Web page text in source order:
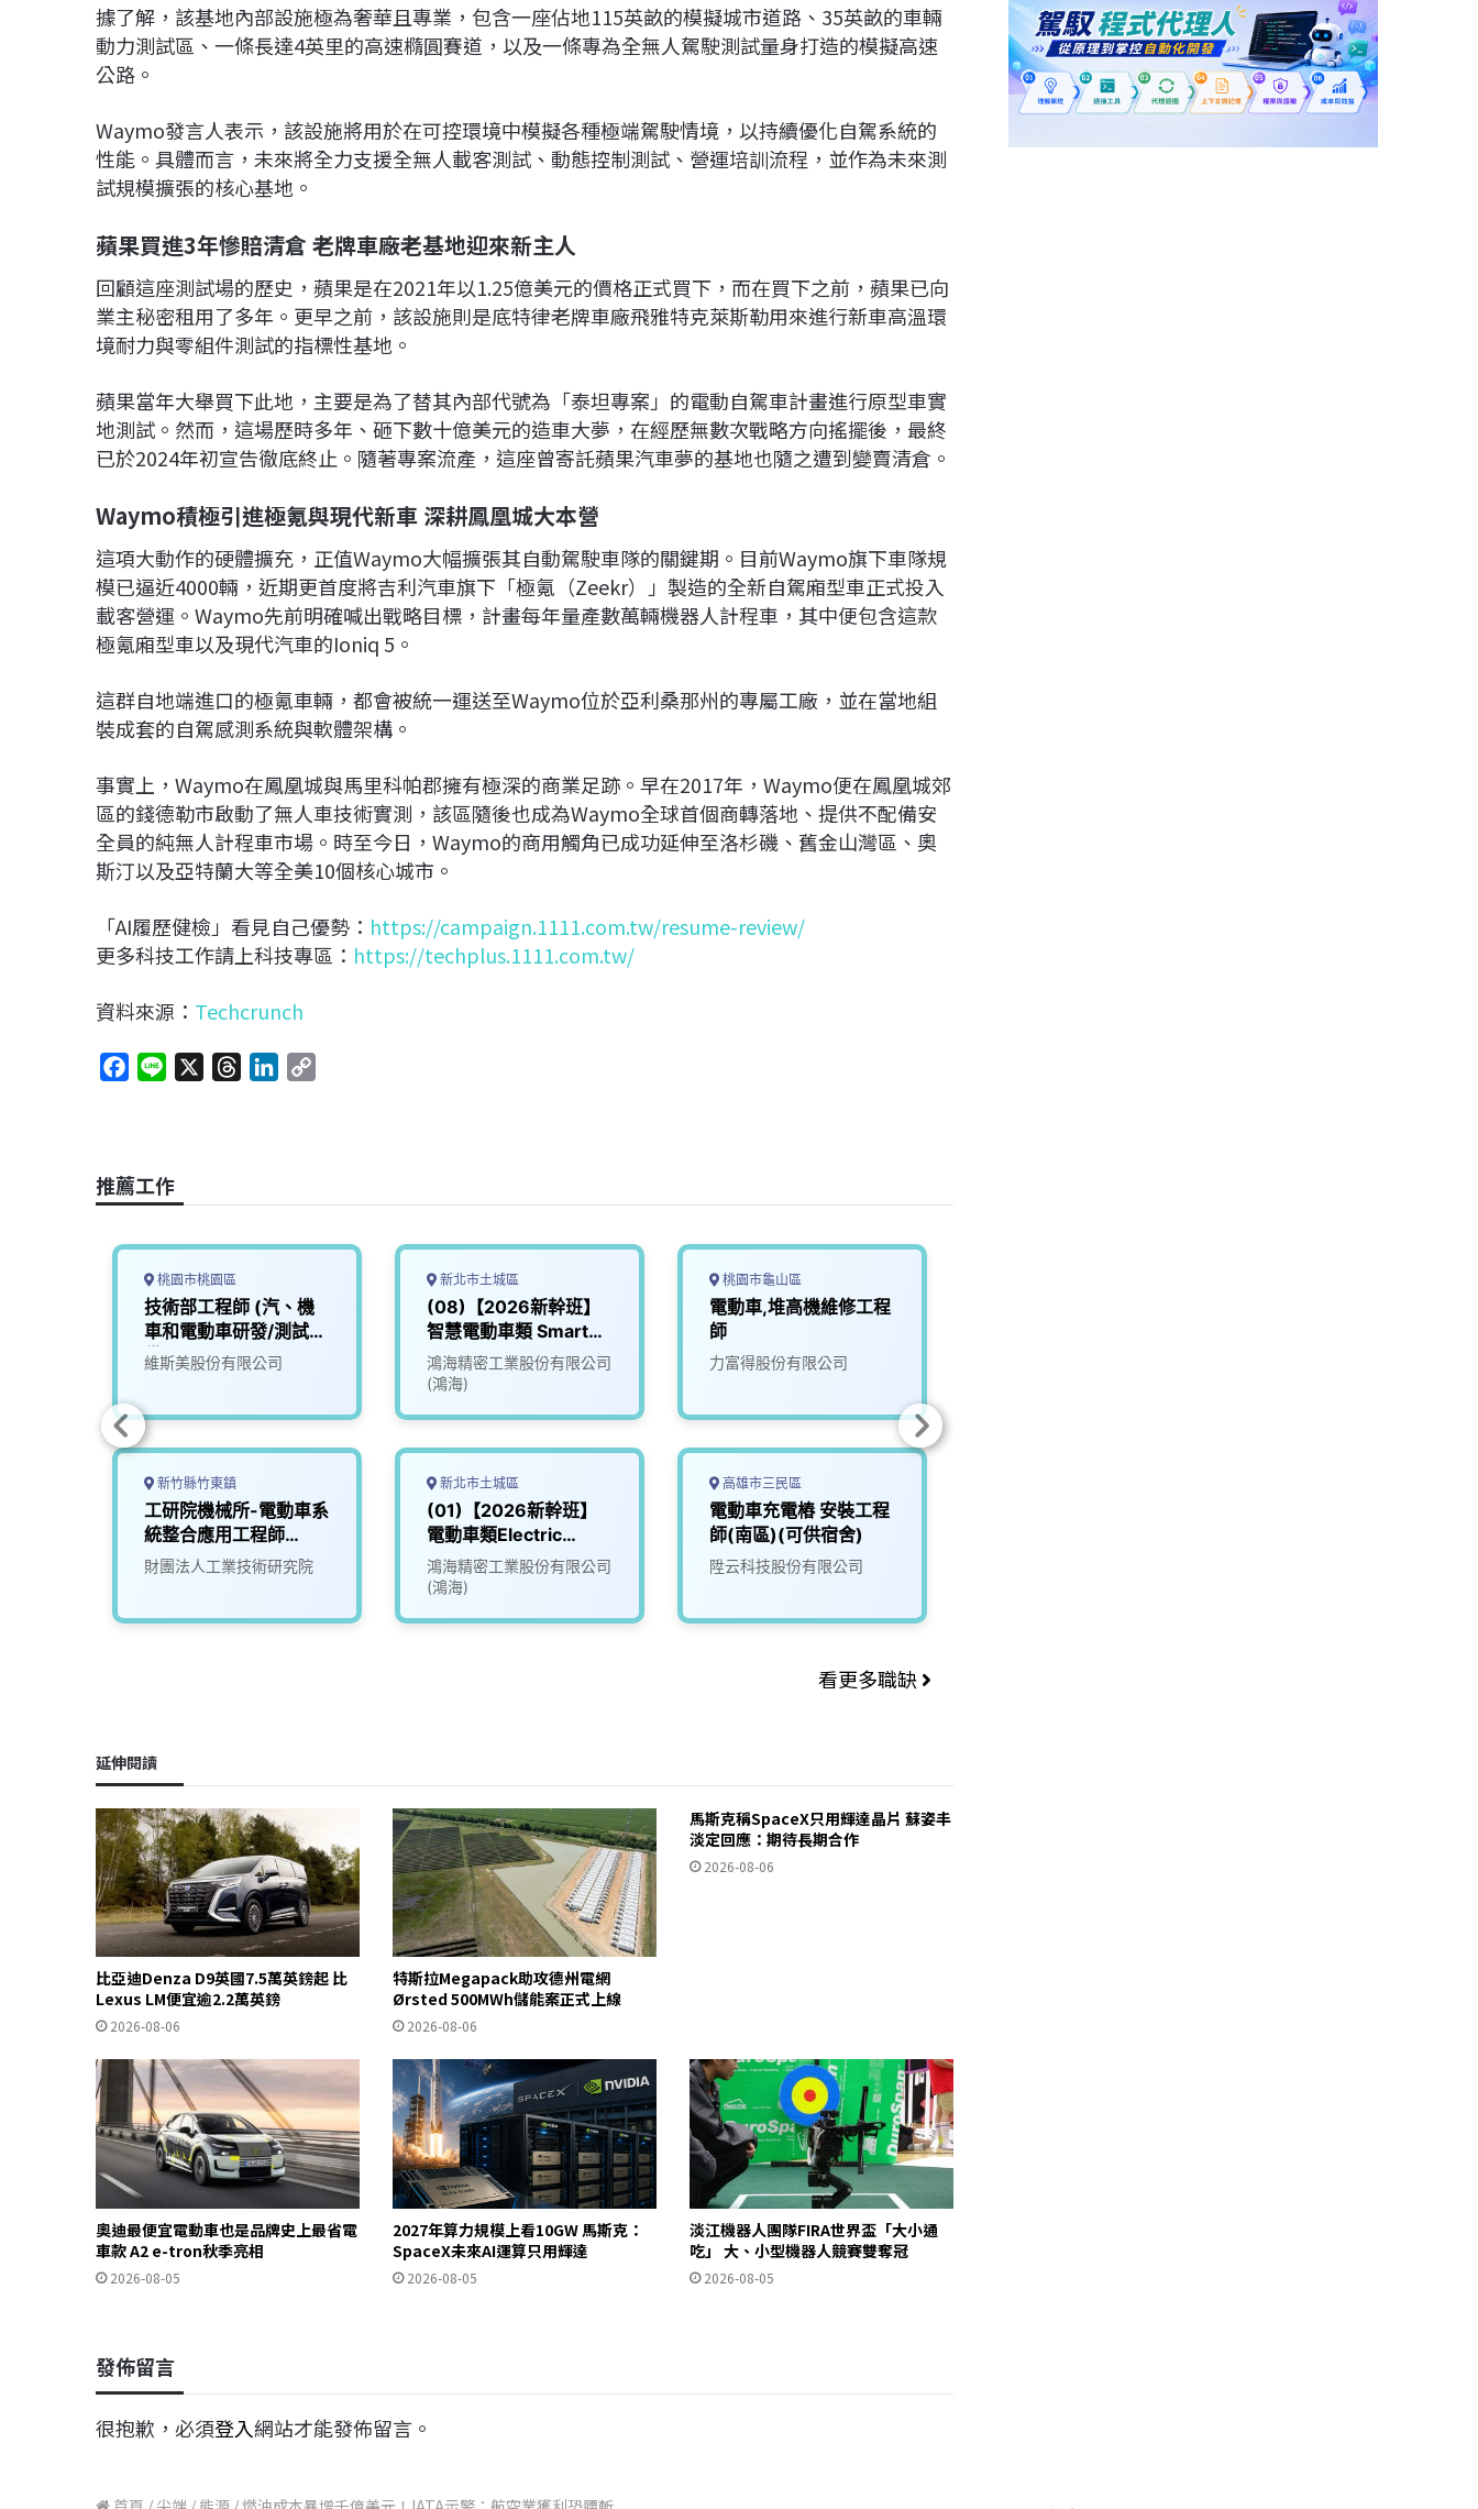
據了解，該基地內部設施極為奢華且專業，包含一座佔地115英畝的模擬城市道路、35英畝的車輛
動力測試區、一條長達4英里的高速橢圓賽道，以及一條專為全無人駕駛測試量身打造的模擬高速
公路。
Waymo發言人表示，該設施將用於在可控環境中模擬各種極端駕駛情境，以持續優化自駕系統的
性能。具體而言，未來將全力支援全無人載客測試、動態控制測試、營運培訓流程，並作為未來測
試規模擴張的核心基地。
蘋果買進3年慘賠清倉 老牌車廠老基地迎來新主人
回顧這座測試場的歷史，蘋果是在2021年以1.25億美元的價格正式買下，而在買下之前，蘋果已向
業主秘密租用了多年。更早之前，該設施則是底特律老牌車廠飛雅特克萊斯勒用來進行新車高溫環
境耐力與零組件測試的指標性基地。
蘋果當年大舉買下此地，主要是為了替其內部代號為「泰坦專案」的電動自駕車計畫進行原型車實
地測試。然而，這場歷時多年、砸下數十億美元的造車大夢，在經歷無數次戰略方向搖擺後，最終
已於2024年初宣告徹底終止。隨著專案流產，這座曾寄託蘋果汽車夢的基地也隨之遭到變賣清倉。
Waymo積極引進極氪與現代新車 深耕鳳凰城大本營
這項大動作的硬體擴充，正值Waymo大幅擴張其自動駕駛車隊的關鍵期。目前Waymo旗下車隊規
模已逼近4000輛，近期更首度將吉利汽車旗下「極氪（Zeekr）」製造的全新自駕廂型車正式投入
載客營運。Waymo先前明確喊出戰略目標，計畫每年量產數萬輛機器人計程車，其中便包含這款
極氪廂型車以及現代汽車的Ioniq 5。
這群自地端進口的極氪車輛，都會被統一運送至Waymo位於亞利桑那州的專屬工廠，並在當地組
裝成套的自駕感測系統與軟體架構。
事實上，Waymo在鳳凰城與馬里科帕郡擁有極深的商業足跡。早在2017年，Waymo便在鳳凰城郊
區的錢德勒市啟動了無人車技術實測，該區隨後也成為Waymo全球首個商轉落地、提供不配備安
全員的純無人計程車市場。時至今日，Waymo的商用觸角已成功延伸至洛杉磯、舊金山灣區、奧
斯汀以及亞特蘭大等全美10個核心城市。
「AI履歷健檢」看見自己優勢： https://campaign.1111.com.tw/resume-review/
更多科技工作請上科技專區： https://techplus.1111.com.tw/
資料來源： Techcrunch
b
o
o
d
s
d
I
i
n
推薦工作
桃園市桃園區
技術部工程師 (汽、機
車和電動車研發/測試設
備)
維斯美股份有限公司
新竹縣竹東鎮
工研院機械所-電動車系
統整合應用工程師
(D400)
財團法人工業技術研究院
新北市土城區
(08)【2026新幹班】
智慧電動車類 Smart
EV
鴻海精密工業股份有限公司
(鴻海)
新北市土城區
(01)【2026新幹班】
電動車類Electric
Vehicle (EV)
鴻海精密工業股份有限公司
(鴻海)
桃園市龜山區
電動車,堆高機維修工程
師
力富得股份有限公司
高雄市三民區
電動車充電樁 安裝工程
師(南區)(可供宿舍)
陞云科技股份有限公司
看更多職缺
延伸閱讀
比亞迪Denza D9英國7.5萬英鎊起 比
Lexus LM便宜逾2.2萬英鎊
2026-08-06
特斯拉Megapack助攻德州電網
Ørsted 500MWh儲能案正式上線
2026-08-06
馬斯克稱SpaceX只用輝達晶片 蘇姿丰
淡定回應：期待長期合作
2026-08-06
奧迪最便宜電動車也是品牌史上最省電
車款 A2 e-tron秋季亮相
2026-08-05
2027年算力規模上看10GW 馬斯克：
SpaceX未來AI運算只用輝達
2026-08-05
淡江機器人團隊FIRA世界盃「大小通
吃」 大、小型機器人競賽雙奪冠
2026-08-05
發佈留言
很抱歉，必須登入網站才能發佈留言。